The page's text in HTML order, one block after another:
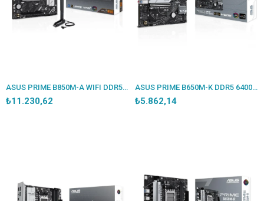
ASUS PRIME B850M-A WIFI DDR5 8000MT/S 1XHDMI 2XDP 3XM.2 USB3.2 MATX AM5 (AMD AM5 9000/8000/7000 SERİLERİ İLE UYUMLU)
₺11.230,62
ASUS PRIME B650M-K DDR5 6400MHZ 1XVGA 1XHDMI 2XM.2 USB 3.2 MATX AM5 (AMD AM5 9000/8000/7000 SERİLERİ İLE UYUMLU)
₺5.862,14